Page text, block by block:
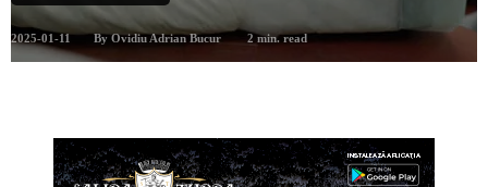
2025-01-11 By Ovidiu Adrian Bucur 2min. read